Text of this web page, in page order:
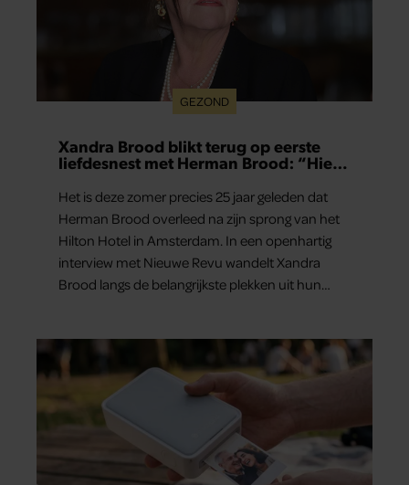
GEZOND
Xandra Brood blikt terug op eerste
liefdesnest met Herman Brood: “Hier
Het is deze zomer precies 25 jaar geleden dat
Herman Brood overleed na zijn sprong van het
Hilton Hotel in Amsterdam. In een openhartig
interview met Nieuwe Revu wandelt Xandra
Brood langs de belangrijkste plekken uit hun
aan herinneringen op. Daar begon hun leven
samen en werd dochter Lola geboren.